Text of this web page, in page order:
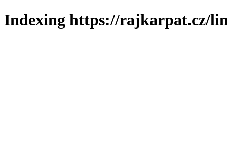
Indexing https://rajkarpat.cz/